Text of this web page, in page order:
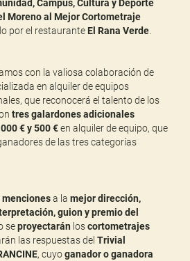
Campus, Cultura y Deporte
Moreno al Mejor Cortometraje
por el restauranteEl Rana Verde
con la valiosa colaboración de
en alquiler de equipos
que reconocerá el talento de los
tres galardones adicionales
€ y 500 €en alquiler de equipo, que
de las tres categorías
mencionesa lamejor dirección,
guion y premio del
seproyectarán loscortometrajes
las respuestas delTrivial
, cuyoganador o ganadora